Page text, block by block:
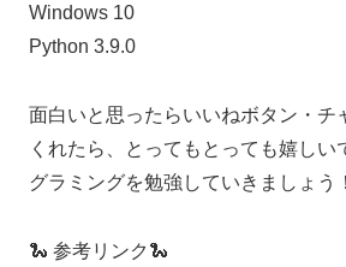
Windows 10
Python 3.9.0
面白いと思ったらいいねボタン・チ
くれたら、とってもとっても嬉しい
グラミングを勉強していきましょう
🐍 参考リンク🐍